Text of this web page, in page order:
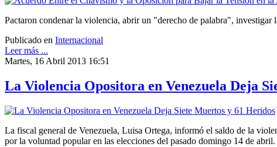
Pactaron condenar la violencia, abrir un "derecho de palabra",
Publicado en Internacional
Leer más ...
Martes, 16 Abril 2013 16:51
La Violencia Opositora en Venezuela Deja
La fiscal general de Venezuela, Luisa Ortega, informó el saldo de la
por la voluntad popular en las elecciones del pasado domingo 14 de abril.